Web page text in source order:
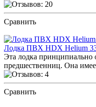
Сравнить
Лодка ПВХ HDX Helium
Эта лодка принципиально
предшественниц. Она
Сравнить